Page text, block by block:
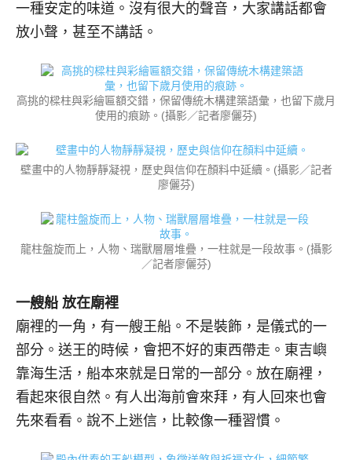
一種安定的味道。沒有很大的聲音，大家講話都會
放小聲，甚至不講話。
高挑的樑柱與彩繪匾額交錯，保留傳統木構建築語彙，也留下歲月
使用的痕跡。(攝影／記者廖儷芬)
壁畫中的人物靜靜凝視，歷史與信仰在顏料中延續。(攝影／記者
廖儷芬)
龍柱盤旋而上，人物、瑞獸層層堆疊，一柱就是一段故事。(攝影
／記者廖儷芬)
一艘船 放在廟裡
廟裡的一角，有一艘王船。不是裝飾，是儀式的一
部分。送王的時候，會把不好的東西帶走。東吉嶼
靠海生活，船本來就是日常的一部分。放在廟裡，
看起來很自然。有人出海前會來拜，有人回來也會
先來看看。說不上迷信，比較像一種習慣。